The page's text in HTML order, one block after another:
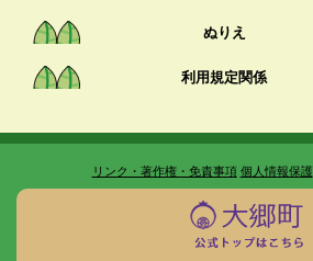
ぬりえ
利用規定関係
リンク・著作権・免責事項 個人情報保護